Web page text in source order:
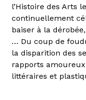
l’Histoire des Arts
continuellement
baiser à la
… Du coup de
la disparition des
rapports
littéraires et